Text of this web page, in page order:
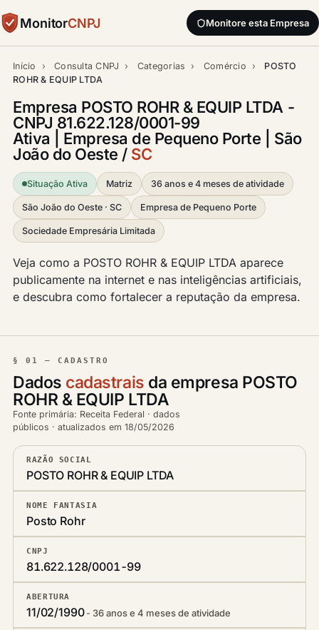
MonitorCNPJ Monitore esta Empresa
Início › Consulta CNPJ › Categorias › Comércio ›
POSTO
ROHR & EQUIP LTDA
Empresa POSTO ROHR & EQUIP LTDA -
CNPJ 81.622.128/0001-99
Ativa | Empresa de Pequeno Porte | São
João do Oeste / SC
Situação Ativa Matriz 36 anos e 4 meses de atividade
São João do Oeste · SC Empresa de Pequeno Porte
Sociedade Empresária Limitada
Veja como a POSTO ROHR & EQUIP LTDA aparece
publicamente na internet e nas inteligências artificiais,
e descubra como fortalecer a reputação da empresa.
§ 01 — CADASTRO
Dados cadastrais da empresa POSTO
ROHR & EQUIP LTDA
Fonte primária: Receita Federal · dados
públicos · atualizados em 18/05/2026
RAZÃO SOCIAL
POSTO ROHR & EQUIP LTDA
NOME FANTASIA
Posto Rohr
CNPJ
81.622.128/0001-99
ABERTURA
11/02/1990 36 anos e 4 meses de atividade